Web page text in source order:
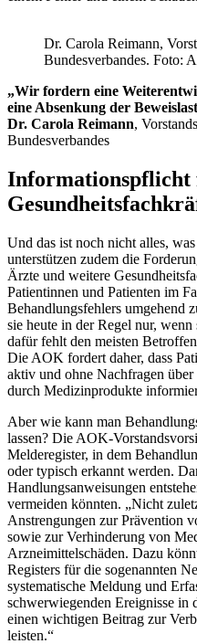
Dr. Carola Reimann,
Bundesverbandes. Foto:
„Wir fordern eine
eine Absenkung der
Dr. Carola Reimann,
Bundesverbandes
Informationspflicht
Und das ist noch nicht alles,
unterstützen zudem die
Ärzte und weitere
Patientinnen und Patienten im
Behandlungsfehlers umgehend
sie heute in der Regel nur,
dafür fehlt den meisten
Die AOK fordert daher, dass
aktiv und ohne Nachfragen
durch Medizinprodukte
Aber wie kann man
lassen? Die AOK-
Melderegister, in dem
oder typisch erkannt werden.
Handlungsanweisungen
vermeiden könnten. „Nicht
Anstrengungen zur Prävention
sowie zur Verhinderung von
Arzneimittelschäden. Dazu
Registers für die sogenannten
systematische Meldung und
schwerwiegenden Ereignisse in
einen wichtigen Beitrag zur
leisten.“